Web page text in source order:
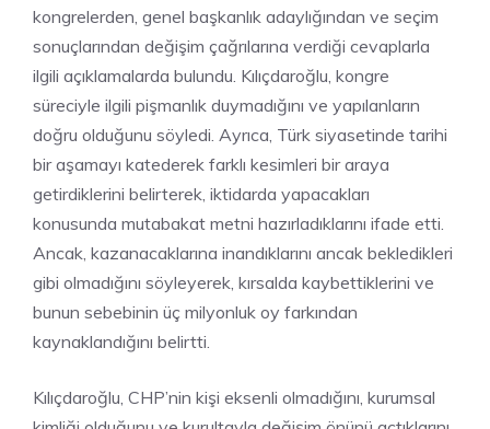
kongrelerden, genel başkanlık adaylığından ve seçim
sonuçlarından değişim çağrılarına verdiği cevaplarla
ilgili açıklamalarda bulundu. Kılıçdaroğlu, kongre
süreciyle ilgili pişmanlık duymadığını ve yapılanların
doğru olduğunu söyledi. Ayrıca, Türk siyasetinde tarihi
bir aşamayı katederek farklı kesimleri bir araya
getirdiklerini belirterek, iktidarda yapacakları
konusunda mutabakat metni hazırladıklarını ifade etti.
Ancak, kazanacaklarına inandıklarını ancak bekledikleri
gibi olmadığını söyleyerek, kırsalda kaybettiklerini ve
bunun sebebinin üç milyonluk oy farkından
kaynaklandığını belirtti.
Kılıçdaroğlu, CHP’nin kişi eksenli olmadığını, kurumsal